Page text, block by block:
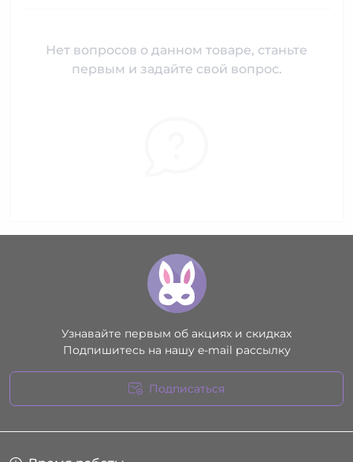
Нет вопросов о данном товаре, станьте
первым и задайте свой вопрос.
Узнавайте первым об акциях и скидках
Подпишитесь на нашу e-mail рассылку
Подписаться